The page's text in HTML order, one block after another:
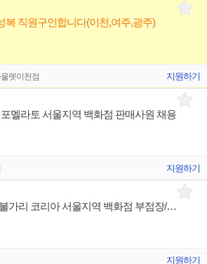
복 직원구인합니다(이천,여주,광주)
렛이천점 지원하기
멜라토 서울지역 백화점 판매사원 채용
지원하기
[BVLGARI] 명품 주얼리 불가리 코리아 서울지역 백화점 부점장/판매사원/어드민 채용
지원하기